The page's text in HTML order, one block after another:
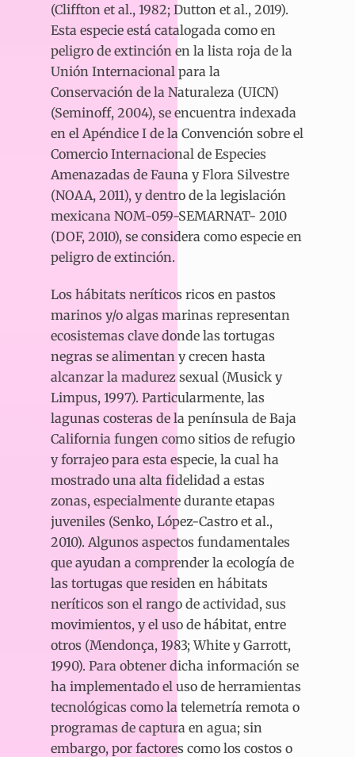
(Cliffton et al., 1982; Dutton et al., 2019).
Esta especie está catalogada como en
peligro de extinción en la lista roja de la
Unión Internacional para la
Conservación de la Naturaleza (UICN)
(Seminoff, 2004), se encuentra indexada
en el Apéndice I de la Convención sobre el
Comercio Internacional de Especies
Amenazadas de Fauna y Flora Silvestre
(NOAA, 2011), y dentro de la legislación
mexicana NOM-059-SEMARNAT- 2010
(DOF, 2010), se considera como especie en
peligro de extinción.
Los hábitats neríticos ricos en pastos
marinos y/o algas marinas representan
ecosistemas clave donde las tortugas
negras se alimentan y crecen hasta
alcanzar la madurez sexual (Musick y
Limpus, 1997). Particularmente, las
lagunas costeras de la península de Baja
California fungen como sitios de refugio
y forrajeo para esta especie, la cual ha
mostrado una alta fidelidad a estas
zonas, especialmente durante etapas
juveniles (Senko, López-Castro et al.,
2010). Algunos aspectos fundamentales
que ayudan a comprender la ecología de
las tortugas que residen en hábitats
neríticos son el rango de actividad, sus
movimientos, y el uso de hábitat, entre
otros (Mendonça, 1983; White y Garrott,
1990). Para obtener dicha información se
ha implementado el uso de herramientas
tecnológicas como la telemetría remota o
programas de captura en agua; sin
embargo, por factores como los costos o